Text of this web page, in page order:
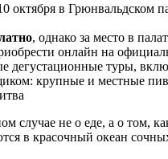
октября в Грюнвальдском
, однако за место в
онлайн на
дегустационные туры,
крупные и местные
случае не о еде, а о том,
в красочный океан